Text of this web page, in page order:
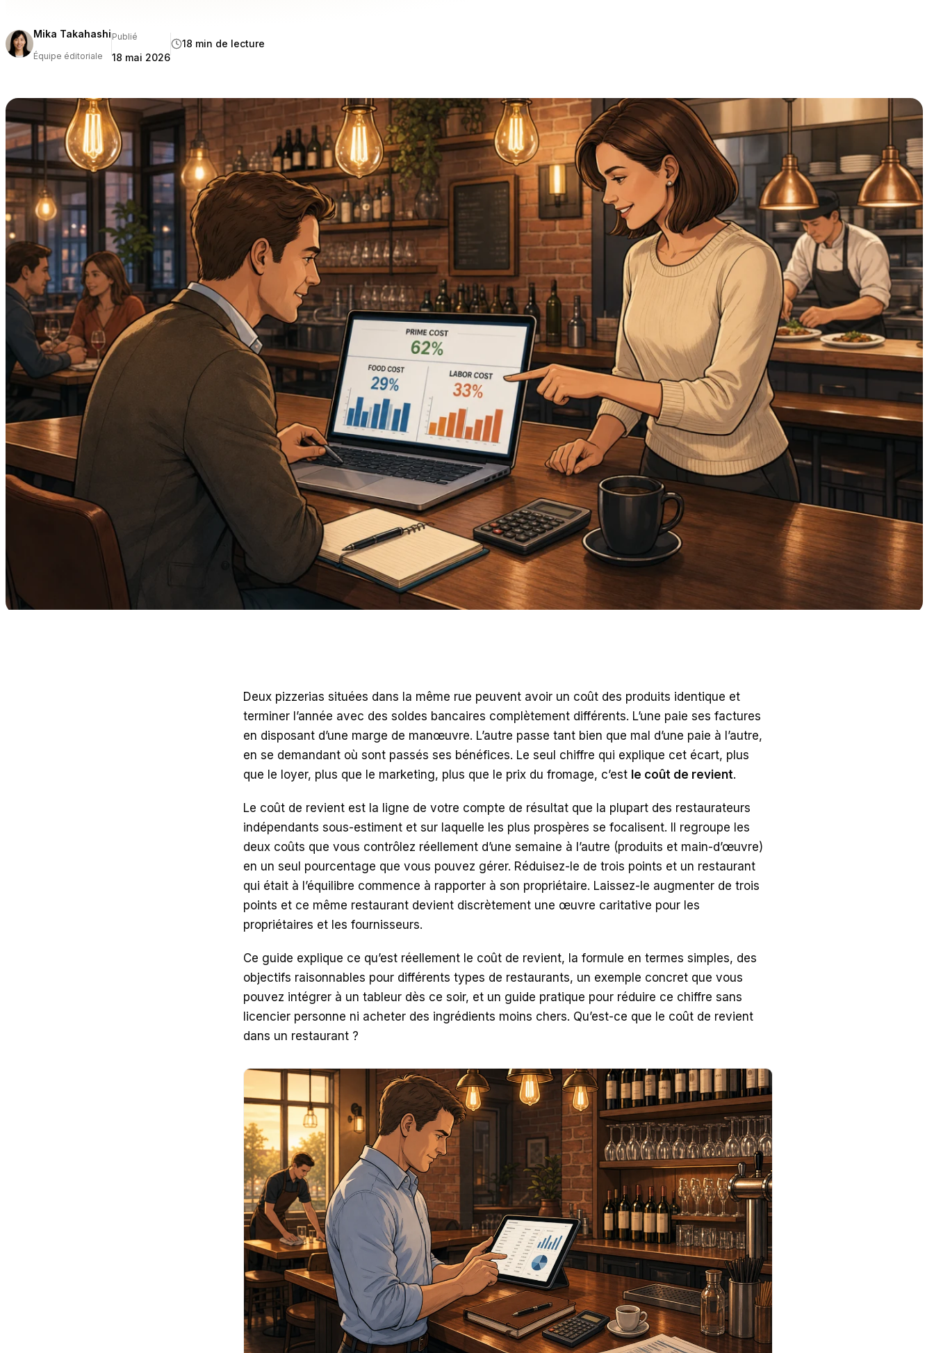
Mika Takahashi
Équipe éditoriale
Publié
18 mai 2026
18 min de lecture
Deux pizzerias situées dans la même rue peuvent avoir un coût des produits identique et
terminer l’année avec des soldes bancaires complètement différents. L’une paie ses factures
en disposant d’une marge de manœuvre. L’autre passe tant bien que mal d’une paie à l’autre,
en se demandant où sont passés ses bénéfices. Le seul chiffre qui explique cet écart, plus
que le loyer, plus que le marketing, plus que le prix du fromage, c’est le coût de revient.
Le coût de revient est la ligne de votre compte de résultat que la plupart des restaurateurs
indépendants sous-estiment et sur laquelle les plus prospères se focalisent. Il regroupe les
deux coûts que vous contrôlez réellement d’une semaine à l’autre (produits et main-d’œuvre)
en un seul pourcentage que vous pouvez gérer. Réduisez-le de trois points et un restaurant
qui était à l’équilibre commence à rapporter à son propriétaire. Laissez-le augmenter de trois
points et ce même restaurant devient discrètement une œuvre caritative pour les
propriétaires et les fournisseurs.
Ce guide explique ce qu’est réellement le coût de revient, la formule en termes simples, des
objectifs raisonnables pour différents types de restaurants, un exemple concret que vous
pouvez intégrer à un tableur dès ce soir, et un guide pratique pour réduire ce chiffre sans
licencier personne ni acheter des ingrédients moins chers. Qu’est-ce que le coût de revient
dans un restaurant ?